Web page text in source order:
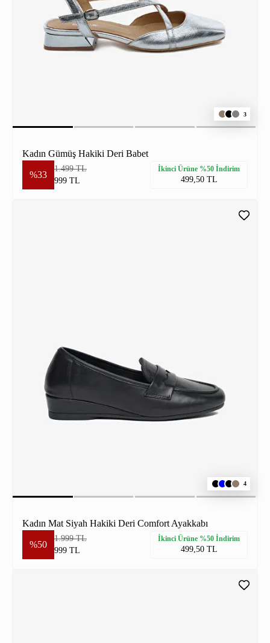
3
Kadın Gümüş Hakiki Deri Babet
%33
1.499 TL
999 TL
İkinci Ürüne %50 İndirim
499,50 TL
4
Kadın Mat Siyah Hakiki Deri Comfort Ayakkabı
%50
1.999 TL
999 TL
İkinci Ürüne %50 İndirim
499,50 TL